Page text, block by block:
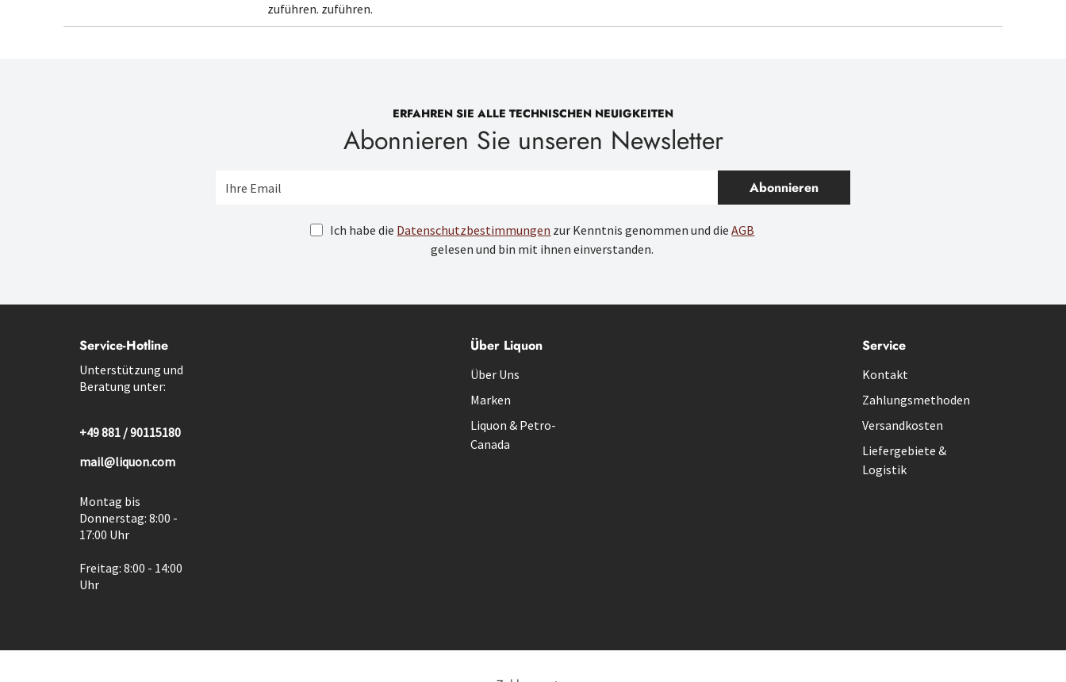
zuführen. zuführen.
ERFAHREN SIE ALLE TECHNISCHEN NEUIGKEITEN
Abonnieren Sie unseren Newsletter
Abonnieren
Ich habe die Datenschutzbestimmungen zur Kenntnis genommen und dieAGB
gelesen und bin mit ihnen einverstanden.
Service-Hotline
Unterstützung und
Beratung unter:
+49 881 / 90115180
mail@liquon.com
Montag bis
Donnerstag: 8:00 -
17:00 Uhr
Freitag: 8:00 - 14:00
Uhr
Über Liquon
Über Uns
Marken
Liquon & Petro-
Canada
Service
Kontakt
Zahlungsmethoden
Versandkosten
Liefergebiete &
Logistik